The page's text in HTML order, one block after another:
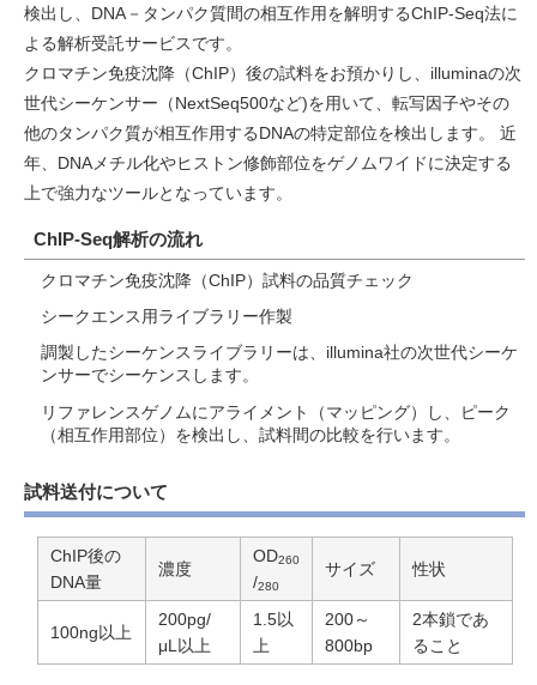
次世代シーケンス（NGS）解析【データ解析・その他】
次世代データマイニング
遺伝子工学
バイオインフォマティクス
検出し、DNA－タンパク質間の相互作用を解明するChIP-Seq法に
よる解析受託サービスです。
クロマチン免疫沈降（ChIP）後の試料をお預かりし、illuminaの次
世代シーケンサー（NextSeq500など)を用いて、転写因子やその
他のタンパク質が相互作用するDNAの特定部位を検出します。 近
年、DNAメチル化やヒストン修飾部位をゲノムワイドに決定する
上で強力なツールとなっています。
ChIP-Seq解析の流れ
クロマチン免疫沈降（ChIP）試料の品質チェック
シークエンス用ライブラリー作製
調製したシーケンスライブラリーは、illumina社の次世代シーケ
ンサーでシーケンスします。
リファレンスゲノムにアライメント（マッピング）し、ピーク
（相互作用部位）を検出し、試料間の比較を行います。
試料送付について
ChIP後の
DNA量
濃度
OD260
/280
サイズ 性状
100ng以上
200pg/
μL以上
1.5以
上
200～
800bp
2本鎖であ
ること